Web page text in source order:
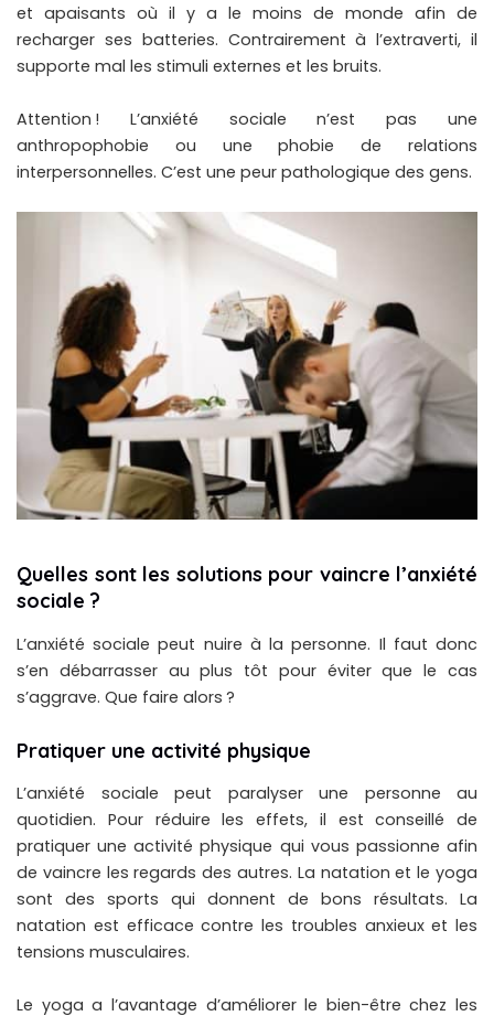
et apaisants où il y a le moins de monde afin de
recharger ses batteries. Contrairement à l’extraverti, il
supporte mal les stimuli externes et les bruits.
Attention ! L’anxiété sociale n’est pas une
anthropophobie ou une phobie de relations
interpersonnelles. C’est une peur pathologique des gens.
Quelles sont les solutions pour vaincre l’anxiété
sociale ?
L’anxiété sociale peut nuire à la personne. Il faut donc
s’en débarrasser au plus tôt pour éviter que le cas
s’aggrave. Que faire alors ?
Pratiquer une activité physique
L’anxiété sociale peut paralyser une personne au
quotidien. Pour réduire les effets, il est conseillé de
pratiquer une activité physique qui vous passionne afin
de vaincre les regards des autres. La natation et le yoga
sont des sports qui donnent de bons résultats. La
natation est efficace contre les troubles anxieux et les
tensions musculaires.
Le yoga a l’avantage d’améliorer le bien-être chez les